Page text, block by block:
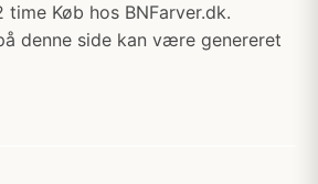
Køb hos BNFarver.dk.
denne side kan være genereret